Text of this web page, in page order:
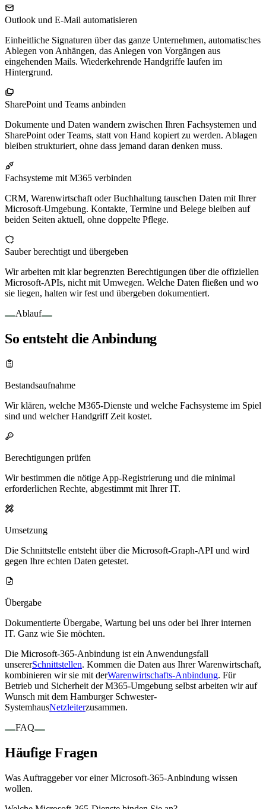
Outlook und E-Mail automatisieren
Einheitliche Signaturen über das ganze Unternehmen, automatisches
Ablegen von Anhängen, das Anlegen von Vorgängen aus
eingehenden Mails. Wiederkehrende Handgriffe laufen im
Hintergrund.
SharePoint und Teams anbinden
Dokumente und Daten wandern zwischen Ihren Fachsystemen und
SharePoint oder Teams, statt von Hand kopiert zu werden. Ablagen
bleiben strukturiert, ohne dass jemand daran denken muss.
Fachsysteme mit M365 verbinden
CRM, Warenwirtschaft oder Buchhaltung tauschen Daten mit Ihrer
Microsoft-Umgebung. Kontakte, Termine und Belege bleiben auf
beiden Seiten aktuell, ohne doppelte Pflege.
Sauber berechtigt und übergeben
Wir arbeiten mit klar begrenzten Berechtigungen über die offiziellen
Microsoft-APIs, nicht mit Umwegen. Welche Daten fließen und wo
sie liegen, halten wir fest und übergeben dokumentiert.
Ablauf
So entsteht die Anbindung
Bestandsaufnahme
Wir klären, welche M365-Dienste und welche Fachsysteme im Spiel
sind und welcher Handgriff Zeit kostet.
Berechtigungen prüfen
Wir bestimmen die nötige App-Registrierung und die minimal
erforderlichen Rechte, abgestimmt mit Ihrer IT.
Umsetzung
Die Schnittstelle entsteht über die Microsoft-Graph-API und wird
gegen Ihre echten Daten getestet.
Übergabe
Dokumentierte Übergabe, Wartung bei uns oder bei Ihrer internen
IT. Ganz wie Sie möchten.
Die Microsoft-365-Anbindung ist ein Anwendungsfall
unsererSchnittstellen. Kommen die Daten aus Ihrer Warenwirtschaft,
kombinieren wir sie mit derWarenwirtschafts-Anbindung. Für
Betrieb und Sicherheit der M365-Umgebung selbst arbeiten wir auf
Wunsch mit dem Hamburger Schwester-
SystemhausNetzleiterzusammen.
FAQ
Häufige Fragen
Was Auftraggeber vor einer Microsoft-365-Anbindung wissen
wollen.